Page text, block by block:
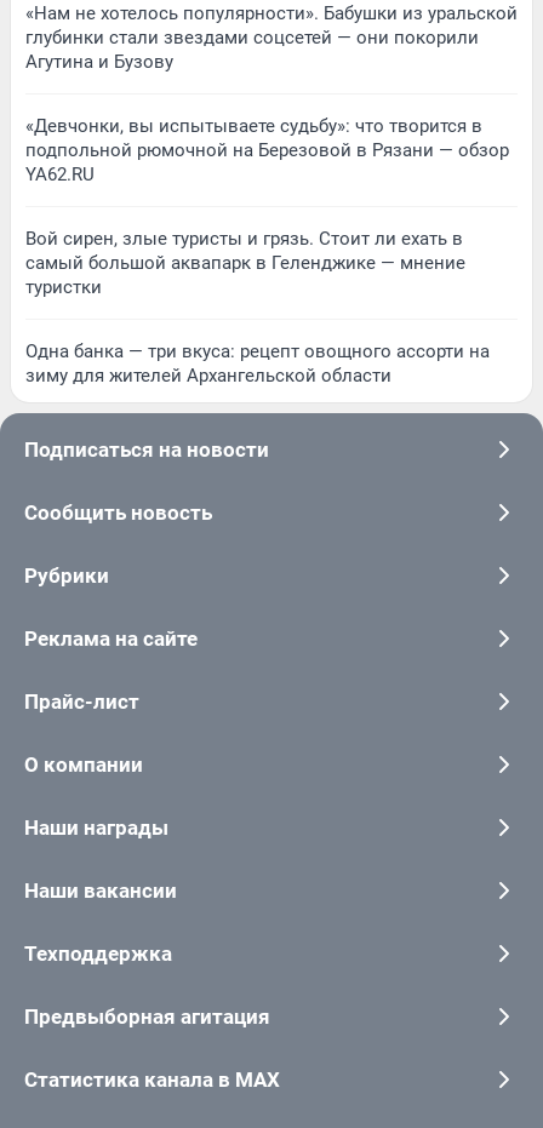
«Нам не хотелось популярности». Бабушки из уральской
глубинки стали звездами соцсетей — они покорили
Агутина и Бузову
«Девчонки, вы испытываете судьбу»: что творится в
подпольной рюмочной на Березовой в Рязани — обзор
YA62.RU
Вой сирен, злые туристы и грязь. Стоит ли ехать в
самый большой аквапарк в Геленджике — мнение
туристки
Одна банка — три вкуса: рецепт овощного ассорти на
зиму для жителей Архангельской области
Подписаться на новости
Сообщить новость
Рубрики
Реклама на сайте
Прайс-лист
О компании
Наши награды
Наши вакансии
Техподдержка
Предвыборная агитация
Статистика канала в MAX